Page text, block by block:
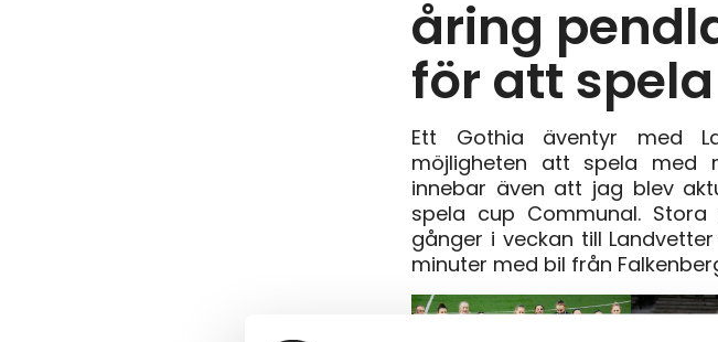
åring
för att
Ett Gothia äventyr med
möjligheten att spela med
innebar även att jag blev
spela cup Communal.
gånger i veckan till
minuter med bil från